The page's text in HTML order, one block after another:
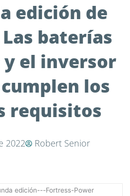
edición de
Las baterías
y el inversor
los
requisitos
2022 Robert Senior